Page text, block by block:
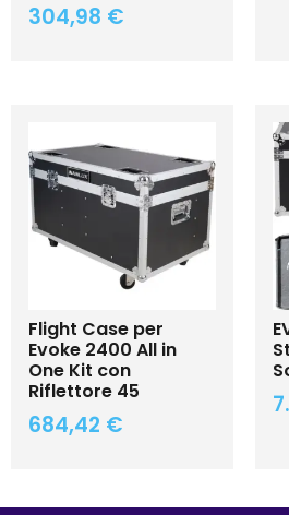
304,98 €
Flight Case per
Evoke 2400 All in
One Kit con
Riflettore 45
684,42 €